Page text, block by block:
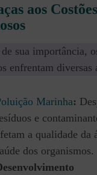
aos Costões
sua importância,
enfrentam diversas
Marinha:
e
a qualidade da
dos organismos.